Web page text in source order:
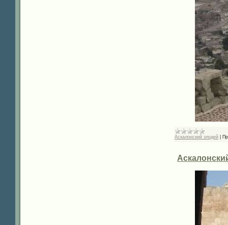
Аскалонский злодей